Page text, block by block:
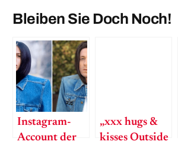
Bleiben Sie Doch Noch!
Instagram-
Account der
„xxx hugs &
kisses Outside